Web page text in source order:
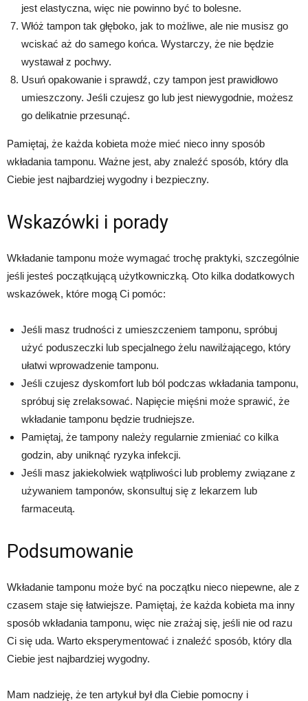
jest elastyczna, więc nie powinno być to bolesne.
Włóż tampon tak głęboko, jak to możliwe, ale nie musisz go
wciskać aż do samego końca. Wystarczy, że nie będzie
wystawał z pochwy.
Usuń opakowanie i sprawdź, czy tampon jest prawidłowo
umieszczony. Jeśli czujesz go lub jest niewygodnie, możesz
go delikatnie przesunąć.
Pamiętaj, że każda kobieta może mieć nieco inny sposób
wkładania tamponu. Ważne jest, aby znaleźć sposób, który dla
Ciebie jest najbardziej wygodny i bezpieczny.
Wskazówki i porady
Wkładanie tamponu może wymagać trochę praktyki, szczególnie
jeśli jesteś początkującą użytkowniczką. Oto kilka dodatkowych
wskazówek, które mogą Ci pomóc:
Jeśli masz trudności z umieszczeniem tamponu, spróbuj
użyć poduszeczki lub specjalnego żelu nawilżającego, który
ułatwi wprowadzenie tamponu.
Jeśli czujesz dyskomfort lub ból podczas wkładania tamponu,
spróbuj się zrelaksować. Napięcie mięśni może sprawić, że
wkładanie tamponu będzie trudniejsze.
Pamiętaj, że tampony należy regularnie zmieniać co kilka
godzin, aby uniknąć ryzyka infekcji.
Jeśli masz jakiekolwiek wątpliwości lub problemy związane z
używaniem tamponów, skonsultuj się z lekarzem lub
farmaceutą.
Podsumowanie
Wkładanie tamponu może być na początku nieco niepewne, ale z
czasem staje się łatwiejsze. Pamiętaj, że każda kobieta ma inny
sposób wkładania tamponu, więc nie zrażaj się, jeśli nie od razu
Ci się uda. Warto eksperymentować i znaleźć sposób, który dla
Ciebie jest najbardziej wygodny.
Mam nadzieję, że ten artykuł był dla Ciebie pomocny i